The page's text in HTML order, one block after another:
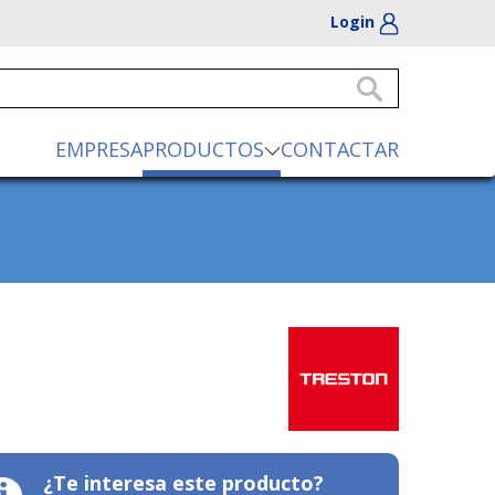
Login
EMPRESAPRODUCTOS CONTACTAR
¿Te interesa este producto?